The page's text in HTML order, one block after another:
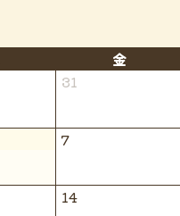
金
31
7
14